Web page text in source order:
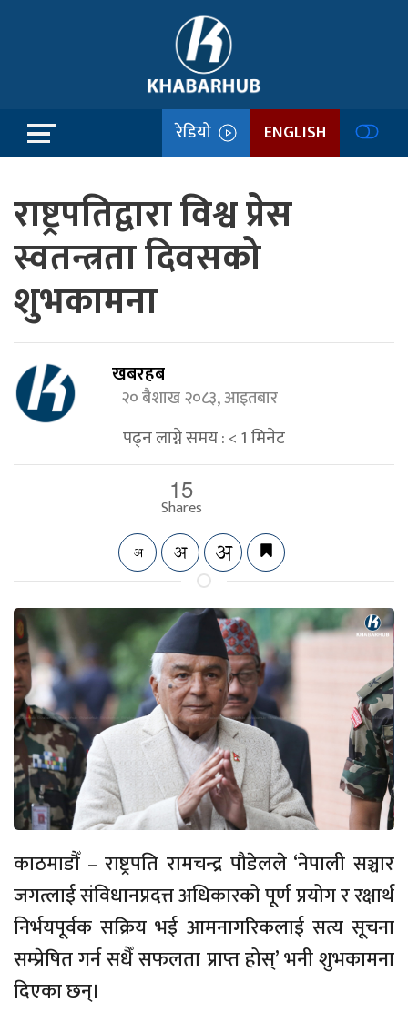
रेडियो ENGLISH
राष्ट्रपतिद्वारा विश्व प्रेस
स्वतन्त्रता दिवसको
शुभकामना
खबरहब
२० बैशाख २०८३, आइतबार
पढ्न लाग्ने समय :< 1मिनेट
15
Shares
काठमाडौँ – राष्ट्रपति रामचन्द्र पौडेलले ‘नेपाली सञ्चार
जगत्लाई संविधानप्रदत्त अधिकारको पूर्ण प्रयोग र रक्षार्थ
निर्भयपूर्वक सक्रिय भई आमनागरिकलाई सत्य सूचना
सम्प्रेषित गर्न सधैँ सफलता प्राप्त होस्’ भनी शुभकामना
दिएका छन्।